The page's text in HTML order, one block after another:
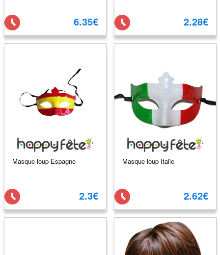
6.35€ 2.28€
Masque loup Espagne
2.3€
Masque loup Italie
2.62€